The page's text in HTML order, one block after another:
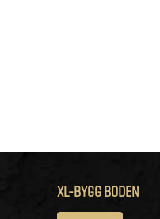
XL-BYGG BODEN